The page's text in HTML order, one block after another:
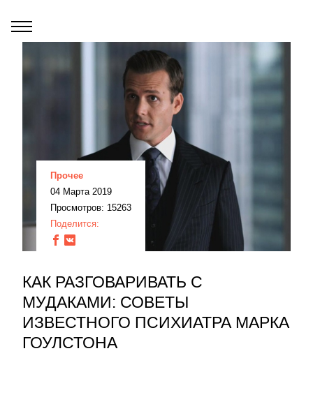
Прочее
04 Марта 2019
Просмотров: 15263
Поделится:
КАК РАЗГОВАРИВАТЬ С
МУДАКАМИ: СОВЕТЫ
ИЗВЕСТНОГО ПСИХИАТРА МАРКА
ГОУЛСТОНА